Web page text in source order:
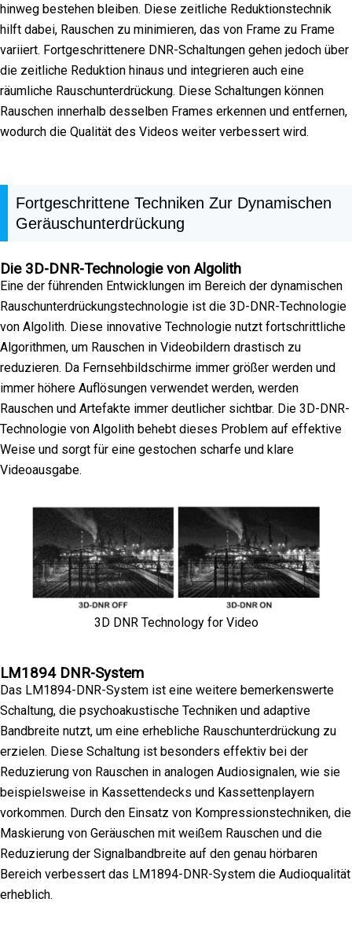
hinweg bestehen bleiben. Diese zeitliche Reduktionstechnik
hilft dabei, Rauschen zu minimieren, das von Frame zu Frame
variiert. Fortgeschrittenere DNR-Schaltungen gehen jedoch über
die zeitliche Reduktion hinaus und integrieren auch eine
räumliche Rauschunterdrückung. Diese Schaltungen können
Rauschen innerhalb desselben Frames erkennen und entfernen,
wodurch die Qualität des Videos weiter verbessert wird.
Fortgeschrittene Techniken Zur Dynamischen
Geräuschunterdrückung
Die 3D-DNR-Technologie von Algolith
Eine der führenden Entwicklungen im Bereich der dynamischen
Rauschunterdrückungstechnologie ist die 3D-DNR-Technologie
von Algolith. Diese innovative Technologie nutzt fortschrittliche
Algorithmen, um Rauschen in Videobildern drastisch zu
reduzieren. Da Fernsehbildschirme immer größer werden und
immer höhere Auflösungen verwendet werden, werden
Rauschen und Artefakte immer deutlicher sichtbar. Die 3D-DNR-
Technologie von Algolith behebt dieses Problem auf effektive
Weise und sorgt für eine gestochen scharfe und klare
Videoausgabe.
3D DNR Technology for Video
LM1894 DNR-System
Das LM1894-DNR-System ist eine weitere bemerkenswerte
Schaltung, die psychoakustische Techniken und adaptive
Bandbreite nutzt, um eine erhebliche Rauschunterdrückung zu
erzielen. Diese Schaltung ist besonders effektiv bei der
Reduzierung von Rauschen in analogen Audiosignalen, wie sie
beispielsweise in Kassettendecks und Kassettenplayern
vorkommen. Durch den Einsatz von Kompressionstechniken, die
Maskierung von Geräuschen mit weißem Rauschen und die
Reduzierung der Signalbandbreite auf den genau hörbaren
Bereich verbessert das LM1894-DNR-System die Audioqualität
erheblich.